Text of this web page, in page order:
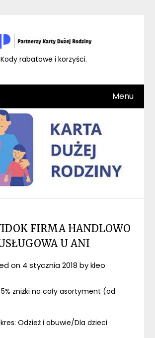
Kody rabatowe i korzyści.
Menu
FIRMA HANDLOWO
U ANI
on 4 stycznia 2018 bykleo
5% zniżki na cały asortyment (od
Odzież i obuwie/Dla dzieci